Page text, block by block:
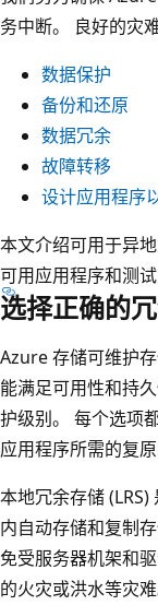
务中断。 良好的灾
数据保护
备份和还原
数据冗余
故障转移
设计应用程序
本文介绍可用于异
可用应用程序和测
选择正确的
Azure 存储可维护
能满足可用性和持
护级别。 每个选项
应用程序所需的复原
本地冗余存储
内自动存储和复制
免受服务器机架和
的火灾或洪水等灾